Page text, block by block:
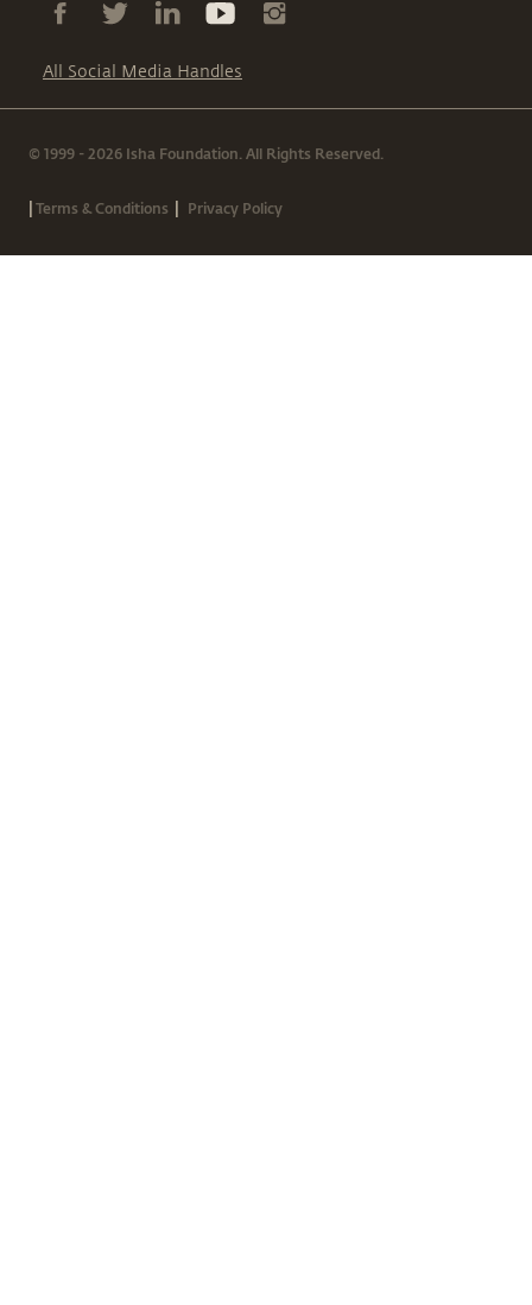
All Social Media Handles
© 1999 - 2026 Isha Foundation. All Rights Reserved.
|Terms & Conditions | Privacy Policy